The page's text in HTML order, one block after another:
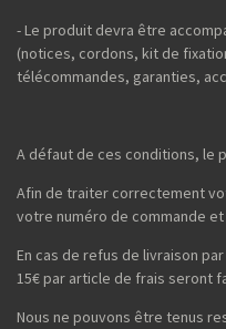
- Le produit devra être
(notices, cordons, kit de
télécommandes, garanties,
A défaut de ces conditions, le
Afin de traiter correctement
votre numéro de commande
En cas de refus de livraison
15€ par article de frais seront
Nous ne pouvons être tenus